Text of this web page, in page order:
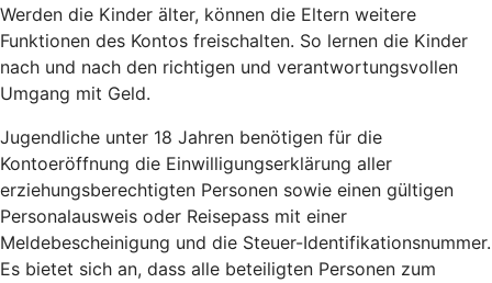
Werden die Kinder älter, können die Eltern weitere
Funktionen des Kontos freischalten. So lernen die Kinder
nach und nach den richtigen und verantwortungsvollen
Umgang mit Geld.
Jugendliche unter 18 Jahren benötigen für die
Kontoeröffnung die Einwilligungserklärung aller
erziehungsberechtigten Personen sowie einen gültigen
Personalausweis oder Reisepass mit einer
Meldebescheinigung und die Steuer-Identifikationsnummer.
Es bietet sich an, dass alle beteiligten Personen zum